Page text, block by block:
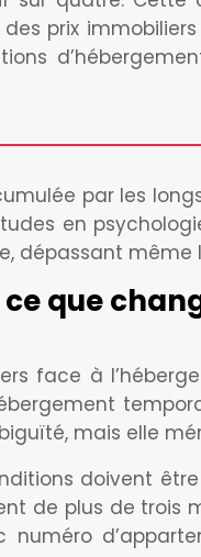
prix
par les
en
même
que
face à
mais elle
doivent
de plus de